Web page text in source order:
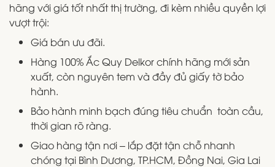
hãng với giá tốt nhất thị trường, đi kèm nhiều quyền lợi
vượt trội:
Giá bán ưu đãi.
Hàng 100% Ắc Quy Delkor chính hãng mới sản
xuất, còn nguyên tem và đầy đủ giấy tờ bảo
hành.
Bảo hành minh bạch đúng tiêu chuẩn toàn cầu,
thời gian rõ ràng.
Giao hàng tận nơi – lắp đặt tận chỗ nhanh
chóng tại Bình Dương, TP.HCM, Đồng Nai, Gia Lai